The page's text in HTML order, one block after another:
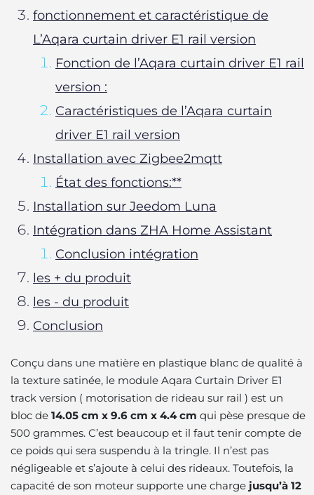
fonctionnement et caractéristique de
L’Aqara curtain driver E1 rail version
Fonction de l’Aqara curtain driver E1 rail
version :
Caractéristiques de l’Aqara curtain
driver E1 rail version
Installation avec Zigbee2mqtt
État des fonctions:**
Installation sur Jeedom Luna
Intégration dans ZHA Home Assistant
Conclusion intégration
les + du produit
les - du produit
Conclusion
Conçu dans une matière en plastique blanc de qualité à
la texture satinée, le module Aqara Curtain Driver E1
track version ( motorisation de rideau sur rail ) est un
bloc de 14.05 cm x 9.6 cm x 4.4 cm qui pèse presque de
500 grammes. C’est beaucoup et il faut tenir compte de
ce poids qui sera suspendu à la tringle. Il n’est pas
négligeable et s’ajoute à celui des rideaux. Toutefois, la
capacité de son moteur supporte une charge jusqu’à 12